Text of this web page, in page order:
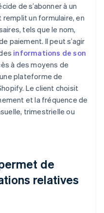
de s’abonner à un
remplit un formulaire, en
tels que le nom,
paiement. Il peut s’agir
informations de son
à des moyens de
plateforme de
Le client choisit
et la fréquence de
trimestrielle ou
de
relatives